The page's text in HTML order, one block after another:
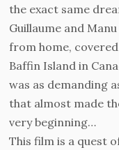
the exact same
Guillaume and
from home,
Baffin Island in
was as demanding
that almost made
very beginning…
This film is a quest